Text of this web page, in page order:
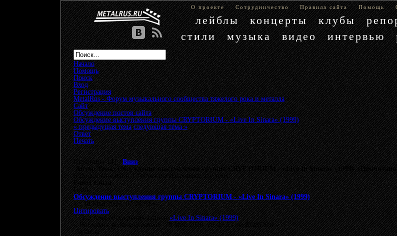
О проекте Сотрудничество Правила сайта Помощь
лейблы концерты клубы
стили
музыка видео интервью
Начало
Помощь
Поиск
Вход
Регистрация
MetalRus - Форум музыкального сообщества тяжелого рока и металла»
Сайт»
Обсуждение постов сайта»
Обсуждение выступления группы CRYPTORIUM - «Live In Sinara» (1999)
« предыдущая тема следующая тема »
Ответ
Печать
Страницы: [1]Вниз
АвторТема: Обсуждение выступления группы CRYPTORIUM - «Live In Sinara» (1999) (Прочитано
0 Пользователей и 1 Гость просматривают эту тему.
Робот сайта
Гость
Обсуждение выступления группы CRYPTORIUM - «Live In Sinara» (1999)
«:18 Май 2026, 07:28:52 »
Цитировать
Это тема обсуждения записи«Live In Sinara» (1999).
«Последнее редактирование: 18 Май 2026, 18:09:53 от KONDOR»
Записан